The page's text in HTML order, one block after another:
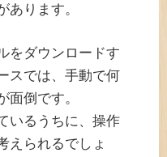
あります。
をダウンロードす
スでは、手動で何
面倒です。
いるうちに、操作
えられるでしょ